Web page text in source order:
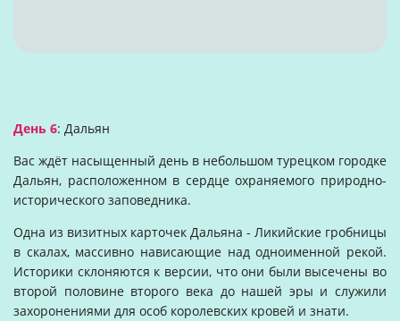
День 6: Дальян
Вас ждёт насыщенный день в небольшом турецком городке
Дальян, расположенном в сердце охраняемого природно-
исторического заповедника.
Одна из визитных карточек Дальяна - Ликийские гробницы
в скалах, массивно нависающие над одноименной рекой.
Историки склоняются к версии, что они были высечены во
второй половине второго века до нашей эры и служили
захоронениями для особ королевских кровей и знати.